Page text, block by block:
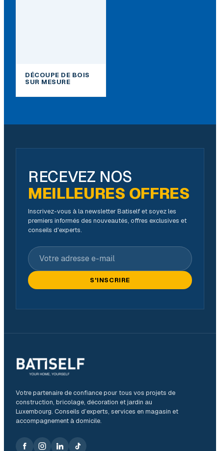
DÉCOUPE DE BOIS
SUR MESURE
RECEVEZ NOS
MEILLEURES OFFRES
Inscrivez-vous à la newsletter Batiself et soyez les
premiers informés des nouveautés, offres exclusives et
conseils d'experts.
Votre adresse e-mail
S'INSCRIRE
Votre partenaire de confiance pour tous vos projets de
construction, bricolage, décoration et jardin au
Luxembourg. Conseils d’experts, services en magasin et
accompagnement à domicile.